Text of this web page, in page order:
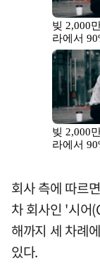
회사 측에 따르
차 회사인 '시어
해까지 세 차례
있다.